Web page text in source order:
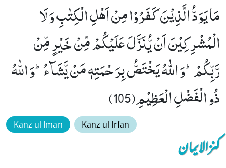
مَا یَوَدُّ الَّذِیْنَ كَفَرُوْا مِنْ اَهْلِ الْكِتٰبِ وَ لَا
الْمُشْرِكِیْنَ اَنْ یُّنَزَّلَ عَلَیْكُمْ مِّنْ خَیْرٍ مِّنْ
رَّبِّكُمْؕ-وَ اللّٰهُ یَخْتَصُّ بِرَحْمَتِهٖ مَنْ یَّشَآءُؕ-وَ اللّٰهُ
ذُو الْفَضْلِ الْعَظِیْمِ(105)
Kanz ul Iman Kanz ul Irfan
کنزالایمان